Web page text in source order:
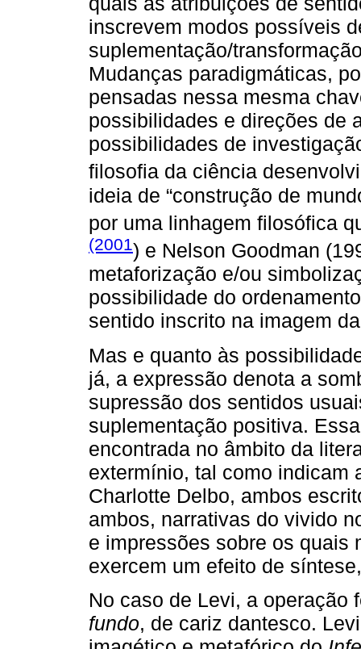
inscrevem modos possíveis
suplementação/
Mudanças paradigmáticas,
pensadas nessa mesma
possibilidades e direções de
possibilidades de
filosofia da ciência
ideia de “construção de
por uma linhagem filosófica
(2001) e Nelson Goodman
metaforização e/ou
possibilidade do
sentido inscrito na imagem
Mas e quanto às
já, a expressão denota a
supressão dos sentidos
suplementação positiva.
encontrada no âmbito da
extermínio, tal como indicam
Charlotte Delbo, ambos
ambos, narrativas do vivido
e impressões sobre os quais
exercem um efeito de
No caso de Levi, a
fundo, de cariz dantesco.